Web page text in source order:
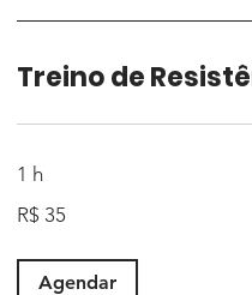
Treino de
1 h
Reais
brasileiros
R$ 35
Agendar